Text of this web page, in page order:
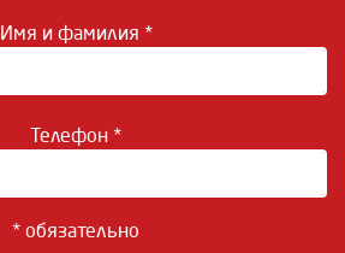
Имя и фамилия *
Телефон *
* обязательно